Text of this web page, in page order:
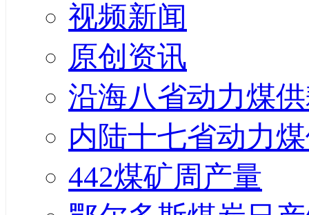
视频新闻
原创资讯
沿海八省动力煤
内陆十七省动力
442煤矿周产量